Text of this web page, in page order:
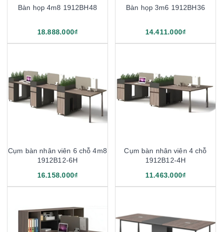
Bàn họp 4m8 1912BH48
18.888.000₫
Bàn họp 3m6 1912BH36
14.411.000₫
Cụm bàn nhân viên 6 chỗ 4m8
1912B12-6H
16.158.000₫
Cụm bàn nhân viên 4 chỗ
1912B12-4H
11.463.000₫